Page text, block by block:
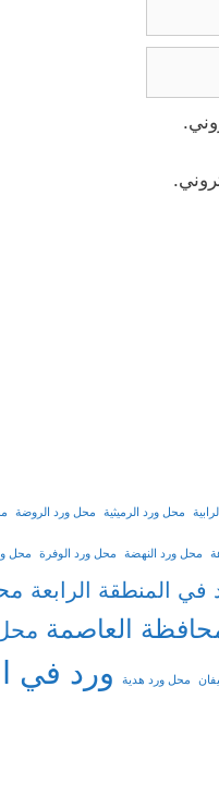
محل ورد الرميثية محل ورد الروضة
محل ورد النهضة محل ورد الوفرة محل
المنطقة الرابعة
العاصمة
محل ورد هدية ورد في